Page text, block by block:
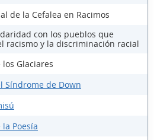
de la Cefalea en Racimos
con los pueblos que
racismo y la discriminación racial
Glaciares
Síndrome de Down
Poesía